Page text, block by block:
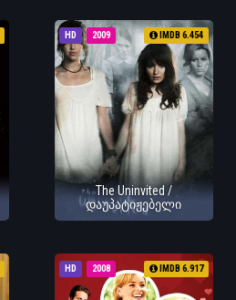
HD 2009 IMDB 6.454
The Uninvited /
დაუპატიჟებელი
HD 2008 IMDB 6.917